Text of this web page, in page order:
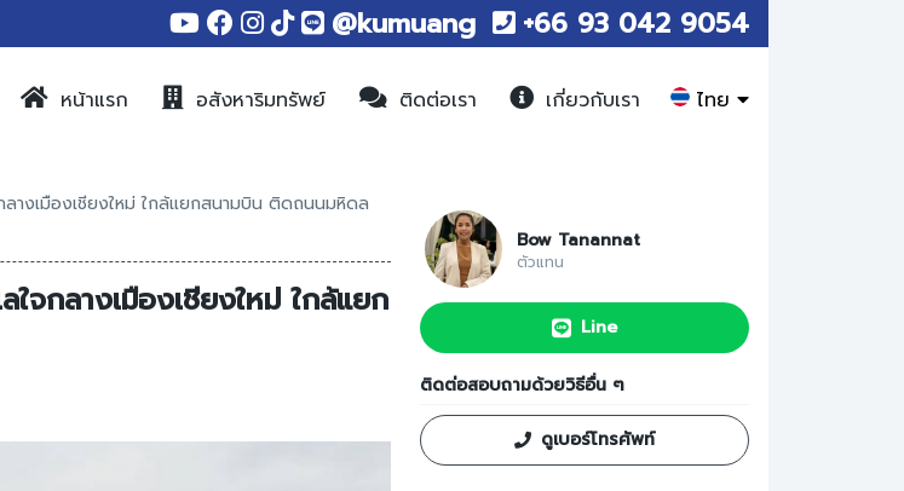
@kumuang +66 93 042 9054
หน้าแรก อสังหาริมทรัพย์ ติดต่อเรา เกี่ยวกับเรา ไทย
างเมืองเชียงใหม่ ใกล้แยกสนามบิน ติดถนนมหิดล
จกลางเมืองเชียงใหม่ ใกล้แยก
Bow Tanannat
ตัวแทน
Line
ติดต่อสอบถามด้วยวิธีอื่น ๆ
ดูเบอร์โทรศัพท์